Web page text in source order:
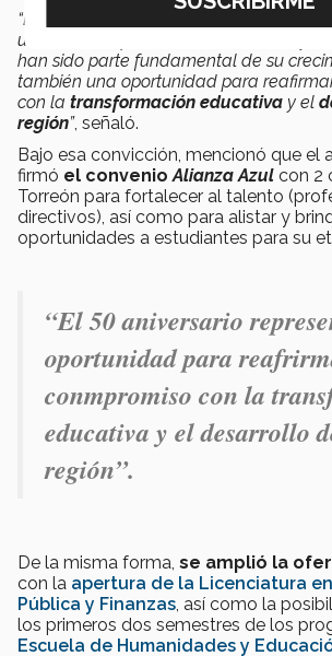
“La conmemoración del 50 aniversario
un momento para honrar su historia y
han sido parte fundamental de su
también una oportunidad para
con la transformación educativa y el
región”, señaló.
Bajo esa convicción, mencionó que el
firmó el convenioAlianza Azul con 2
Torreón para fortalecer al talento
directivos), así como para alistar y
oportunidades a estudiantes para su
“El 50 aniversario
oportunidad para
conmpromiso con la
educativa y el desarrollo
región”.
De la misma forma, se amplió la
con la apertura de la Licenciatura
Pública y Finanzas, así como la
los primeros dos semestres de los
Escuela de Humanidades y